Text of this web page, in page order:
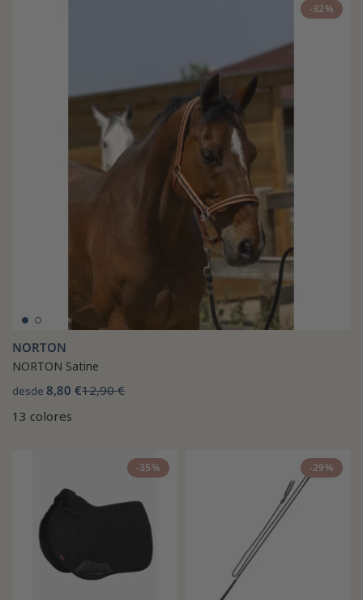
-32%
NORTON
NORTON Satine
desde 8,80 €12,90 €
13 colores
-35% -29%